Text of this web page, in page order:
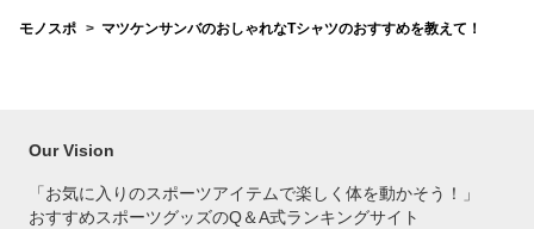
モノスポ マツケンサンバのおしゃれなTシャツのおすすめを教えて！
Our Vision
「お気に入りのスポーツアイテムで楽しく体を動かそう！」
おすすめスポーツグッズのQ＆A式ランキングサイト